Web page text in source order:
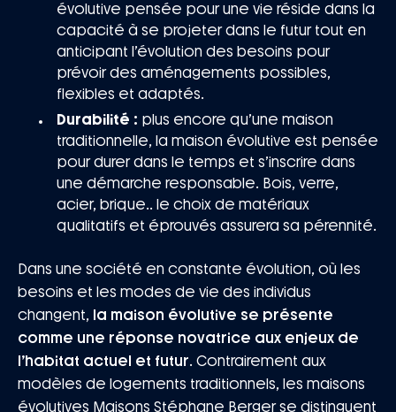
évolutive pensée pour une vie réside dans la
capacité à se projeter dans le futur tout en
anticipant l’évolution des besoins pour
prévoir des aménagements possibles,
flexibles et adaptés.
Durabilité : plus encore qu’une maison
traditionnelle, la maison évolutive est pensée
pour durer dans le temps et s’inscrire dans
une démarche responsable. Bois, verre,
acier, brique.. le choix de matériaux
qualitatifs et éprouvés assurera sa pérennité.
Dans une société en constante évolution, où les
besoins et les modes de vie des individus
changent, la maison évolutive se présente
comme une réponse novatrice aux enjeux de
l’habitat actuel et futur. Contrairement aux
modèles de logements traditionnels, les maisons
évolutives Maisons Stéphane Berger se distinguent